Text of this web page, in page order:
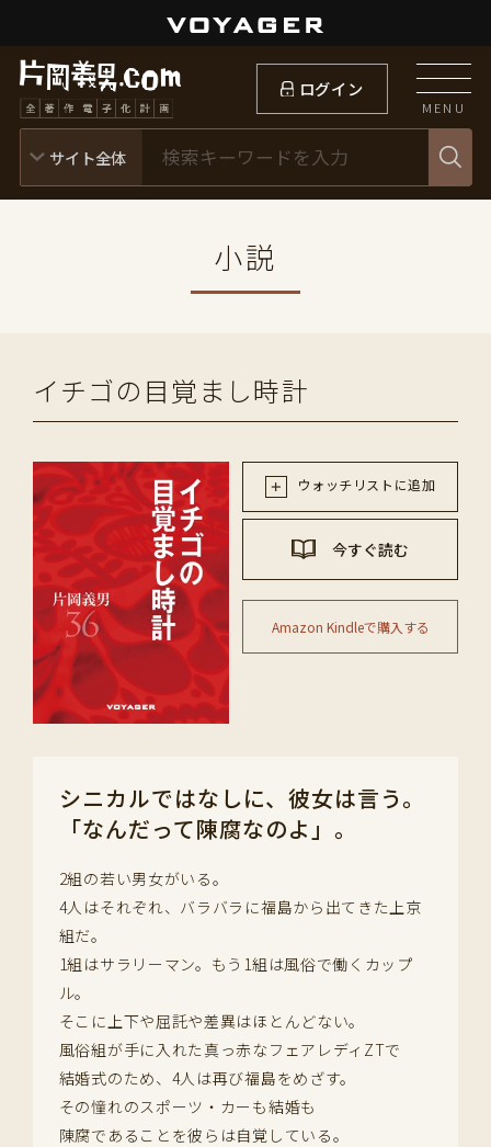
ログイン
MENU
小説
イチゴの目覚まし時計
ウォッチリストに追加
今すぐ読む
Amazon Kindleで購入する
シニカルではなしに、彼女は言う。
「なんだって陳腐なのよ」。
2組の若い男女がいる。
4人はそれぞれ、バラバラに福島から出てきた上京
組だ。
1組はサラリーマン。もう1組は風俗で働くカップ
ル。
そこに上下や屈託や差異はほとんどない。
風俗組が手に入れた真っ赤なフェアレディZTで
結婚式のため、4人は再び福島をめざす。
その憧れのスポーツ・カーも結婚も
陳腐であることを彼らは自覚している。